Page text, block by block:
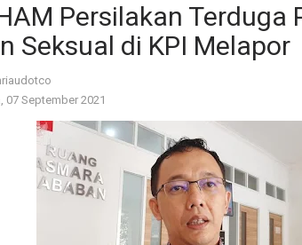
Persilakan Terduga
Seksual di KPI Melapor
07 September 2021